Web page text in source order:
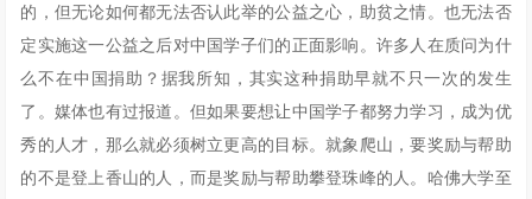
的，但无论如何都无法否认此举的公益之心，助贫之情。也无法否
定实施这一公益之后对中国学子们的正面影响。许多人在质问为什
么不在中国捐助？据我所知，其实这种捐助早就不只一次的发生
了。媒体也有过报道。但如果要想让中国学子都努力学习，成为优
秀的人才，那么就必须树立更高的目标。就象爬山，要奖励与帮助
的不是登上香山的人，而是奖励与帮助攀登珠峰的人。哈佛大学至